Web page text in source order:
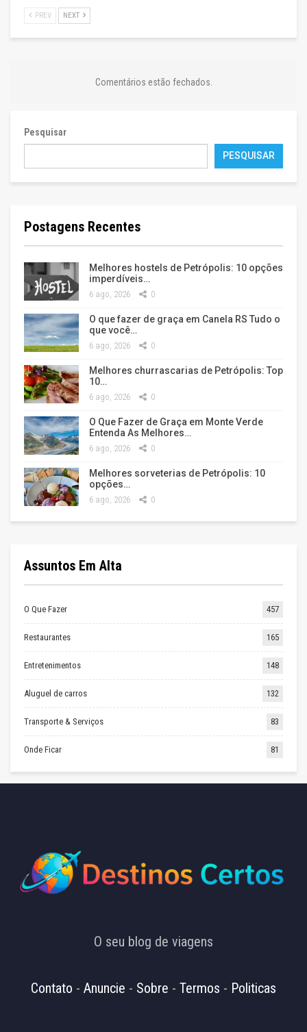
PREV NEXT
Comentários estão fechados.
Pesquisar
PESQUISAR
Postagens Recentes
Melhores hostels de Petrópolis: 10 opções
imperdíveis…
6 ago, 2026 0
O que fazer de graça em Canela RS Tudo o
que você…
6 ago, 2026 0
Melhores churrascarias de Petrópolis: Top
10…
6 ago, 2026 0
O Que Fazer de Graça em Monte Verde
Entenda As Melhores…
6 ago, 2026 0
Melhores sorveterias de Petrópolis: 10
opções…
6 ago, 2026 0
Assuntos Em Alta
O Que Fazer 457
Restaurantes 165
Entretenimentos 148
Aluguel de carros 132
Transporte & Serviços 83
Onde Ficar 81
O seu blog de viagens
Contato - Anuncie - Sobre - Termos - Politicas